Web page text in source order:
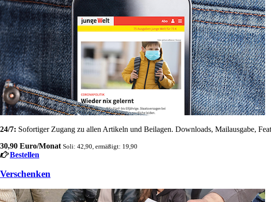
24/7: Sofortiger Zugang zu allen Artikeln und Beilagen. Downloads, Mailausgabe,
30,90 Euro/Monat Soli: 42,90, ermäßigt: 19,90
Bestellen
Verschenken